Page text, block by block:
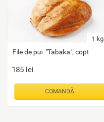
1 kg
File de pui "Tabaka", copt
185 lei
COMANDĂ